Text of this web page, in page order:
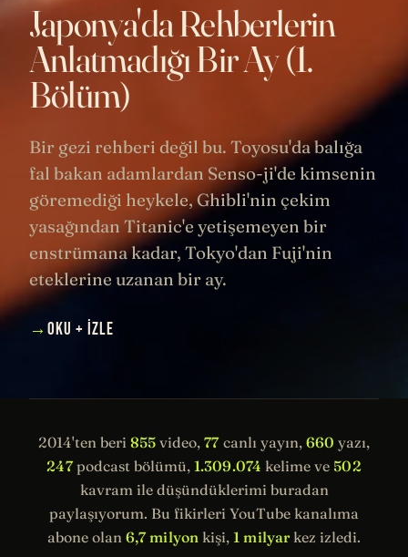
Japonya'da Rehberlerin
Anlatmadığı Bir Ay (1.
Bölüm)
Bir gezi rehberi değil bu. Toyosu'da balığa
fal bakan adamlardan Senso-ji'de kimsenin
göremediği heykele, Ghibli'nin çekim
yasağından Titanic'e yetişemeyen bir
enstrümana kadar, Tokyo'dan Fuji'nin
eteklerine uzanan bir ay.
→ OKU + İZLE
2014'ten beri 855 video,77canlı yayın, 660 yazı,
247podcast bölümü, 1.309.074 kelime ve 502
kavram ile düşündüklerimi buradan
paylaşıyorum. Bu fikirleri YouTube kanalıma
abone olan 6,7 milyon kişi, 1 milyarkez izledi.